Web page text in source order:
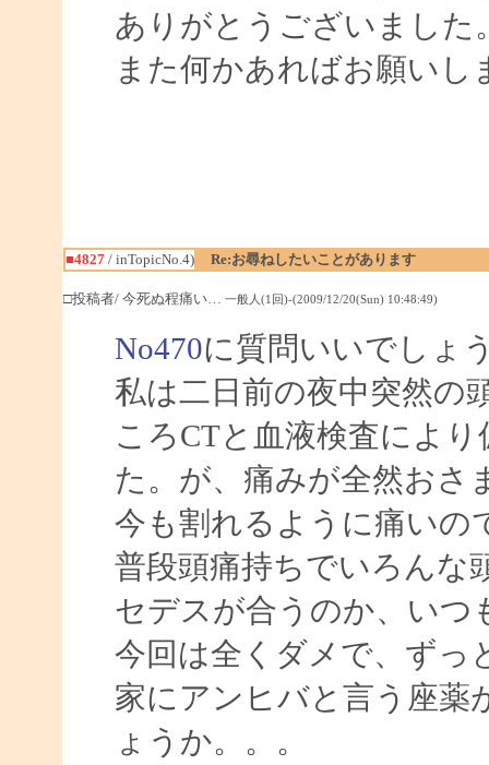
ありがとうございました
また何かあればお願いし
■4827/ inTopicNo.4) Re:お尋ねしたいことがあります
□投稿者/ 今死ぬ程痛い… 一般人(1回)-(2009/12/20(Sun) 10:48:49)
No470に質問いいでしょ
私は二日前の夜中突然の
ころCTと血液検査によ
た。が、痛みが全然おさ
今も割れるように痛いの
普段頭痛持ちでいろんな
セデスが合うのか、いつ
今回は全くダメで、ずっ
家にアンヒバと言う座薬
ょうか。。。